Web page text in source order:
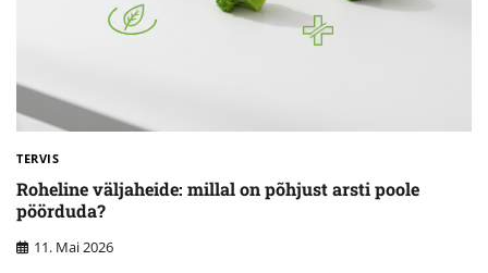
TERVIS
Roheline väljaheide: millal on põhjust arsti poole
pöörduda?
11. Mai 2026